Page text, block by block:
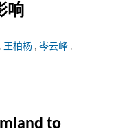
响
, 王柏杨 , 岑云峰 ,
to